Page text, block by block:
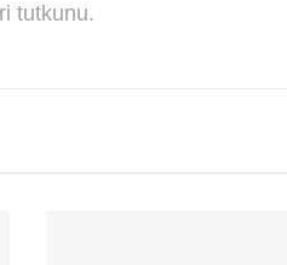
tutkunu.